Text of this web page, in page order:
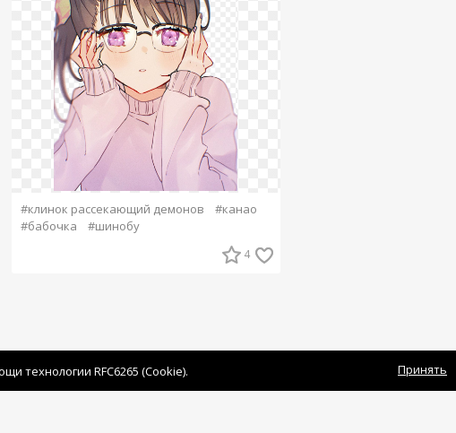
#клинок рассекающий демонов
#канао
#бабочка
#шинобу
4
технологии RFC6265 (Cookie). Принять